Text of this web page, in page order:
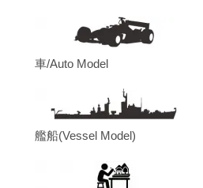
車/Auto Model
艦船(Vessel Model)